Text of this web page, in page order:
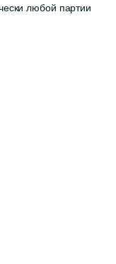
любой партии